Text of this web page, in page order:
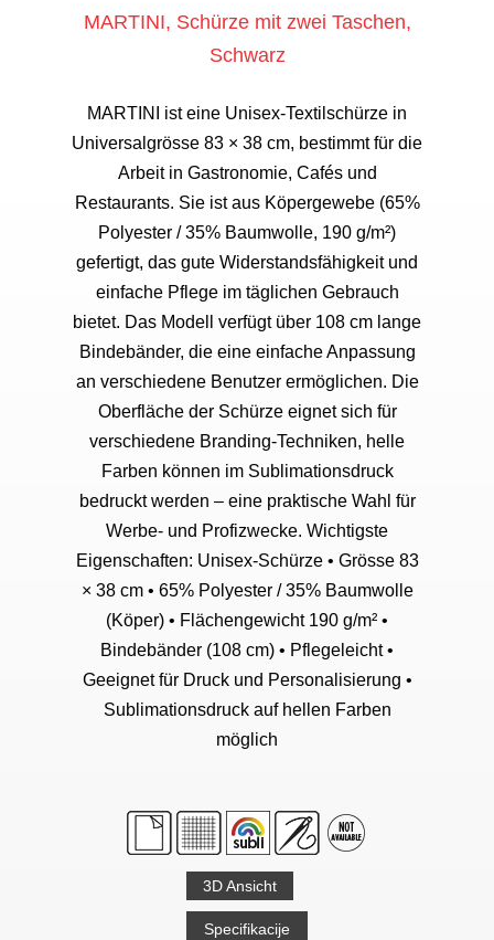
MARTINI, Schürze mit zwei Taschen,
Schwarz
MARTINI ist eine Unisex-Textilschürze in
Universalgrösse 83 × 38 cm, bestimmt für die
Arbeit in Gastronomie, Cafés und
Restaurants. Sie ist aus Köpergewebe (65%
Polyester / 35% Baumwolle, 190 g/m²)
gefertigt, das gute Widerstandsfähigkeit und
einfache Pflege im täglichen Gebrauch
bietet. Das Modell verfügt über 108 cm lange
Bindebänder, die eine einfache Anpassung
an verschiedene Benutzer ermöglichen. Die
Oberfläche der Schürze eignet sich für
verschiedene Branding-Techniken, helle
Farben können im Sublimationsdruck
bedruckt werden – eine praktische Wahl für
Werbe- und Profizwecke. Wichtigste
Eigenschaften: Unisex-Schürze • Grösse 83
× 38 cm • 65% Polyester / 35% Baumwolle
(Köper) • Flächengewicht 190 g/m² •
Bindebänder (108 cm) • Pflegeleicht •
Geeignet für Druck und Personalisierung •
Sublimationsdruck auf hellen Farben
möglich
3D Ansicht
Specifikacije